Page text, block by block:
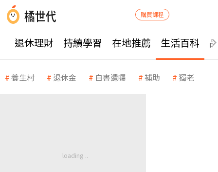
購買課程
退休理財 持續學習 在地推薦 生活百科
養生村 退休金 自書遺囑 補助 獨老